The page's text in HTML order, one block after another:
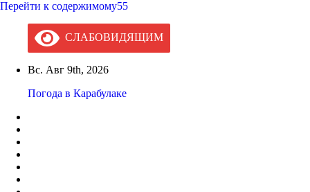
Перейти к содержимому55
СЛАБОВИДЯЩИМ
Вс. Авг 9th, 2026
Погода в Карабулаке